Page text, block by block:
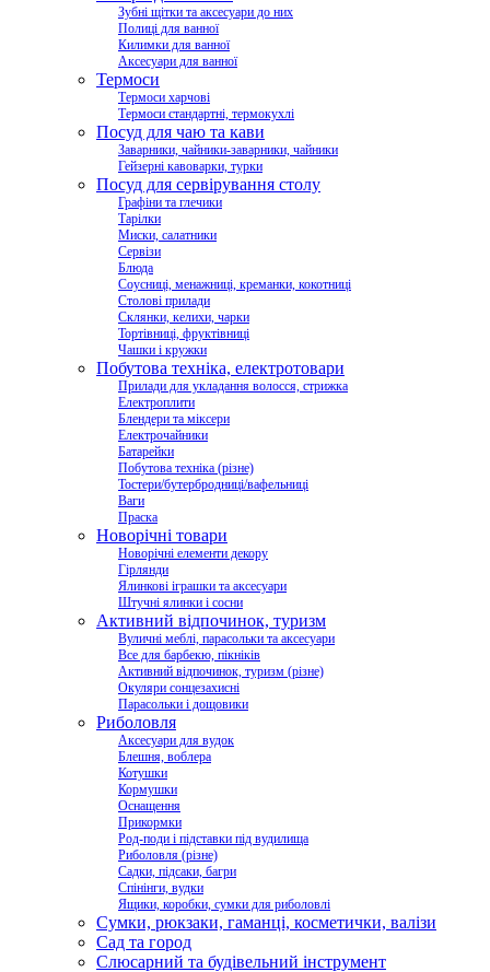
Зубні щітки та аксесуари до них
Полиці для ванної
Килимки для ванної
Аксесуари для ванної
Термоси
Термоси харчові
Термоси стандартні, термокухлі
Посуд для чаю та кави
Заварники, чайники-заварники, чайники
Гейзерні кавоварки, турки
Посуд для сервірування столу
Графіни та глечики
Тарілки
Миски, салатники
Сервізи
Блюда
Соусниці, менажниці, креманки, кокотниці
Столові прилади
Склянки, келихи, чарки
Тортівниці, фруктівниці
Чашки і кружки
Побутова техніка, електротовари
Прилади для укладання волосся, стрижка
Електроплити
Блендери та міксери
Електрочайники
Батарейки
Побутова техніка (різне)
Тостери/бутербродниці/вафельниці
Ваги
Праска
Новорічні товари
Новорічні елементи декору
Гірлянди
Ялинкові іграшки та аксесуари
Штучні ялинки і сосни
Активний відпочинок, туризм
Вуличні меблі, парасольки та аксесуари
Все для барбекю, пікніків
Активний відпочинок, туризм (різне)
Окуляри сонцезахисні
Парасольки і дощовики
Риболовля
Аксесуари для вудок
Блешня, воблера
Котушки
Кормушки
Оснащення
Прикормки
Род-поди і підставки під вудилища
Риболовля (різне)
Садки, підсаки, багри
Спінінги, вудки
Ящики, коробки, сумки для риболовлі
Сумки, рюкзаки, гаманці, косметички, валізи
Сад та город
Слюсарний та будівельний інструмент